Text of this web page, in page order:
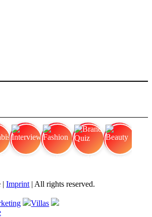
|Imprint | All rights reserved.
Villas